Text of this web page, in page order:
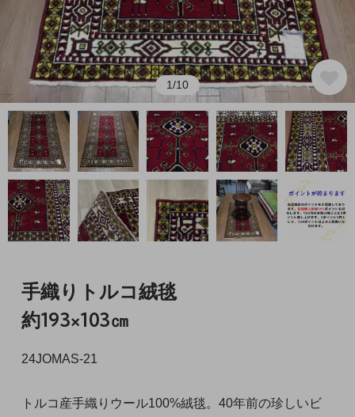
1/10
手織りトルコ絨毯
約193×103㎝
24JOMAS-21
トルコ産手織りウール100%絨毯。40年前の珍しいビ